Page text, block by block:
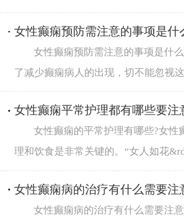
女性癫痫预防需注意的事项是什
女性癫痫预防需注意的事项是什
了减少癫痫病人的出现，切不能忽视
女性癫痫平常护理都有哪些要注
女性癫痫的平常护理有哪些?女性
理和饮食是非常关键的。“女人如花
女性癫痫病的治疗有什么需要注
女性癫痫病的治疗有什么需要注